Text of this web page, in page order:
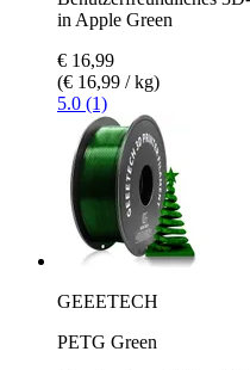
in Apple Green
€ 16,99
(€ 16,99 / kg)
5.0 (1)
GEEETECH
PETG Green